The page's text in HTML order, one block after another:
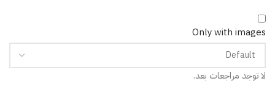
Only with images
لا توجد مراجعات بعد.